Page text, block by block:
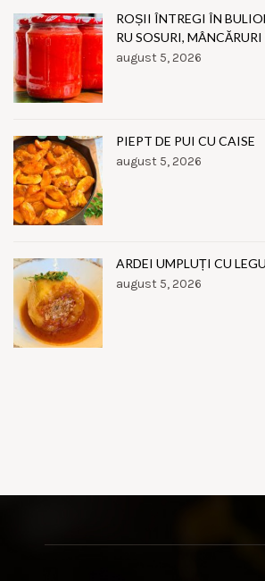
ROȘII ÎNTREGI ÎN
RU SOSURI,
august 5, 2026
PIEPT DE PUI CU CAISE
august 5, 2026
ARDEI UMPLUȚI CU
august 5, 2026